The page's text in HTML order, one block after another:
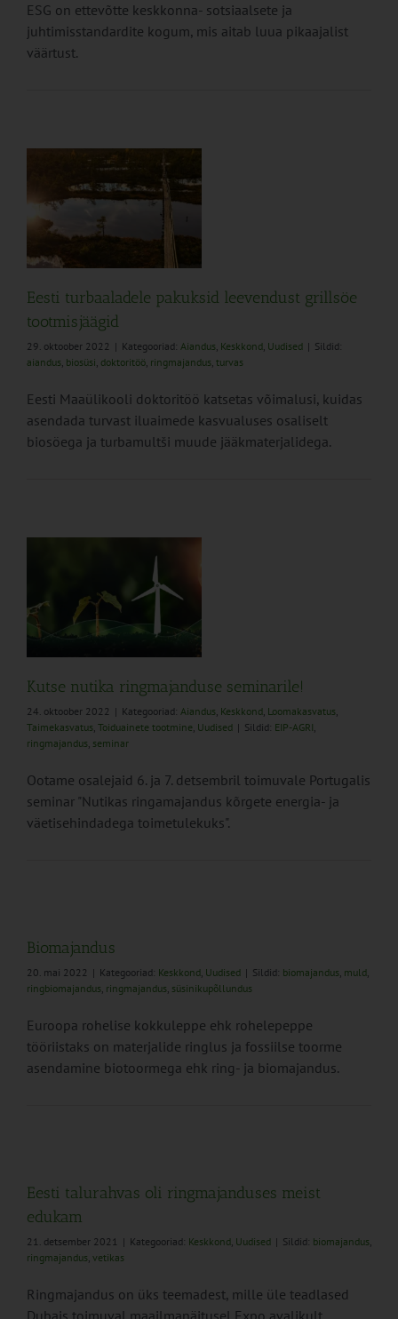
ESG on ettevõtte keskkonna- sotsiaalsete ja
juhtimisstandardite kogum, mis aitab luua pikaajalist
väärtust.
Eesti turbaaladele pakuksid leevendust grillsöe
tootmisjäägid
29. oktoober 2022 | Kategooriad: Aiandus, Keskkond, Uudised | Sildid:
aiandus, biosüsi, doktoritöö, ringmajandus, turvas
Eesti Maaülikooli doktoritöö katsetas võimalusi, kuidas
asendada turvast iluaimede kasvualuses osaliselt
biosöega ja turbamultši muude jääkmaterjalidega.
Kutse nutika ringmajanduse seminarile!
24. oktoober 2022 | Kategooriad: Aiandus, Keskkond, Loomakasvatus,
Taimekasvatus, Toiduainete tootmine, Uudised | Sildid: EIP-AGRI,
ringmajandus, seminar
Ootame osalejaid 6. ja 7. detsembril toimuvale Portugalis
seminar "Nutikas ringamajandus kõrgete energia- ja
väetisehindadega toimetulekuks".
Biomajandus
20. mai 2022 | Kategooriad: Keskkond, Uudised | Sildid: biomajandus, muld,
ringbiomajandus, ringmajandus, süsinikupõllundus
Euroopa rohelise kokkuleppe ehk rohelepeppe
tööriistaks on materjalide ringlus ja fossiilse toorme
asendamine biotoormega ehk ring- ja biomajandus.
Eesti talurahvas oli ringmajanduses meist
edukam
21. detsember 2021 | Kategooriad: Keskkond, Uudised | Sildid: biomajandus,
ringmajandus, vetikas
Ringmajandus on üks teemadest, mille üle teadlased